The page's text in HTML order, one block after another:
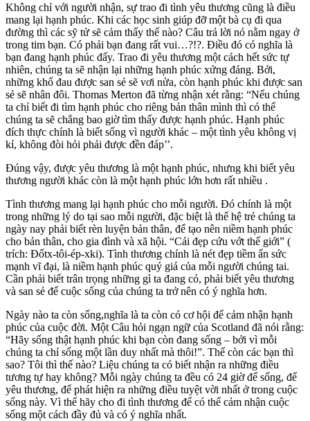
Không chỉ với người nhận, sự trao đi tình yêu thương cũng là điều
mang lại hạnh phúc. Khi các học sinh giúp đỡ một bà cụ đi qua
đường thì các sỹ tử sẽ cảm thấy thế nào? Câu trả lời nó nằm ngay ở
trong tim bạn. Có phải bạn đang rất vui…?!?. Điều đó có nghĩa là
bạn đang hạnh phúc đấy. Trao đi yêu thương một cách hết sức tự
nhiên, chúng ta sẽ nhận lại những hạnh phúc xứng đáng. Bởi,
những khổ đau được san sẻ sẽ vơi nửa, còn hạnh phúc khi được san
sẻ sẽ nhân đôi. Thomas Merton đã từng nhận xét rằng: “Nếu chúng
ta chỉ biết đi tìm hạnh phúc cho riêng bản thân mình thì có thể
chúng ta sẽ chẳng bao giờ tìm thấy được hạnh phúc. Hạnh phúc
đích thực chính là biết sống vì người khác – một tình yêu không vị
kỉ, không đòi hỏi phải được đền đáp’’.
Đúng vậy, được yêu thương là một hạnh phúc, nhưng khi biết yêu
thương người khác còn là một hạnh phúc lớn hơn rất nhiều .
Tình thương mang lại hạnh phúc cho mỗi người. Đó chính là một
trong những lý do tại sao mỗi người, đặc biệt là thế hệ trẻ chúng ta
ngày nay phải biết rèn luyện bản thân, để tạo nên niềm hạnh phúc
cho bản thân, cho gia đình và xã hội. “Cái đẹp cứu vớt thế giới” (
trích: Đốtx-tôi-ép-xki). Tình thương chính là nét đẹp tiềm ẩn sức
mạnh vĩ đại, là niềm hạnh phúc quý giá của mỗi người chúng tai.
Cần phải biết trân trọng những gì ta đang có, phải biết yêu thương
và san sẻ để cuộc sống của chúng ta trở nên có ý nghĩa hơn.
Ngày nào ta còn sống,nghĩa là ta còn có cơ hội để cảm nhận hạnh
phúc của cuộc đời. Một Câu hỏi ngạn ngữ của Scotland đã nói rằng:
“Hãy sống thật hạnh phúc khi bạn còn đang sống – bởi vì mỗi
chúng ta chỉ sống một lần duy nhất mà thôi!”. Thế còn các bạn thì
sao? Tôi thì thế nào? Liệu chúng ta có biết nhận ra những điều
tương tự hay không? Mỗi ngày chúng ta đều có 24 giờ để sống, để
yêu thương, để phát hiện ra những điều tuyệt vời nhất ở trong cuộc
sống này. Vì thế hãy cho đi tình thương để có thể cảm nhận cuộc
sống một cách đầy đủ và có ý nghĩa nhất.